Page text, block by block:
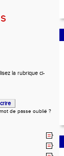
la rubrique ci-
mot de passe oublié ?